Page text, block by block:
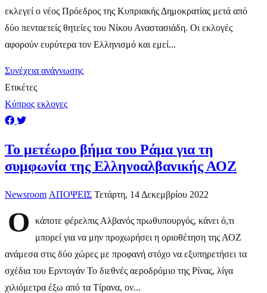
εκλεγεί ο νέος Πρόεδρος της Κυπριακής Δημοκρατίας μετά από
δύο πενταετείς θητείες του Νίκου Αναστασιάδη. Οι εκλογές
αφορούν ευρύτερα τον Ελληνισμό και εμεί...
Συνέχεια ανάγνωσης
Ετικέτες
Κύπρος εκλογες
​To μετέωρο βήμα του Ράμα για τη
συμφωνία της Ελληνοαλβανικής ΑΟΖ
Newsroom ΑΠΟΨΕΙΣ Τετάρτη, 14 Δεκεμβρίου 2022
Ο
κάποτε φέρελπις Αλβανός πρωθυπουργός, κάνει ό,τι
μπορεί για να μην προχωρήσει η οριοθέτηση της ΑΟΖ
ανάμεσα στις δύο χώρες με προφανή στόχο να εξυπηρετήσει τα
σχέδια του Ερντογάν Το διεθνές αεροδρόμιο της Ρίνας, λίγα
χιλιόμετρα έξω από τα Τίρανα, ον...